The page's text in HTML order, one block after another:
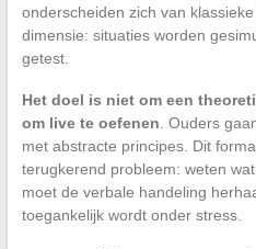
onderscheiden zich van
dimensie: situaties worden
getest.
Het doel is niet om een
om live te oefenen . Ouders
met abstracte principes. Dit
terugkerend probleem: weten
moet de verbale handeling
toegankelijk wordt onder stress.